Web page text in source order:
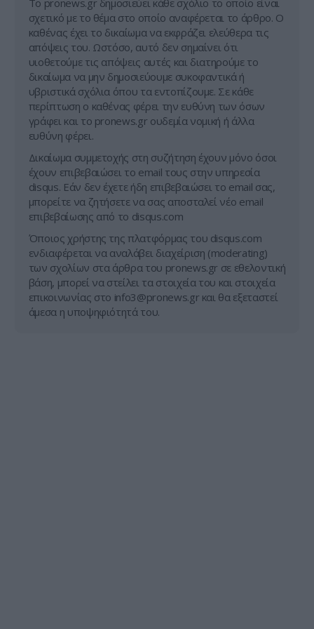
σχετικό με το θέμα στο οποίο αναφέρεται το άρθρο. Ο
καθένας έχει το δικαίωμα να εκφράζει ελεύθερα τις
απόψεις του. Ωστόσο, αυτό δεν σημαίνει ότι
υιοθετούμε τις απόψεις αυτές και διατηρούμε το
δικαίωμα να μην δημοσιεύουμε συκοφαντικά ή
υβριστικά σχόλια όπου τα εντοπίζουμε. Σε κάθε
περίπτωση ο καθένας φέρει την ευθύνη των όσων
γράφει και το pronews.gr ουδεμία νομική ή άλλα
ευθύνη φέρει.
Δικαίωμα συμμετοχής στη συζήτηση έχουν μόνο όσοι
έχουν επιβεβαιώσει το email τους στην υπηρεσία
disqus. Εάν δεν έχετε ήδη επιβεβαιώσει το email σας,
μπορείτε να ζητήσετε να σας αποσταλεί νέο email
επιβεβαίωσης από το disqus.com
Όποιος χρήστης της πλατφόρμας του disqus.com
ενδιαφέρεται να αναλάβει διαχείριση (moderating)
των σχολίων στα άρθρα του pronews.gr σε εθελοντική
βάση, μπορεί να στείλει τα στοιχεία του και στοιχεία
επικοινωνίας στο info3@pronews.gr και θα εξεταστεί
άμεσα η υποψηφιότητά του.